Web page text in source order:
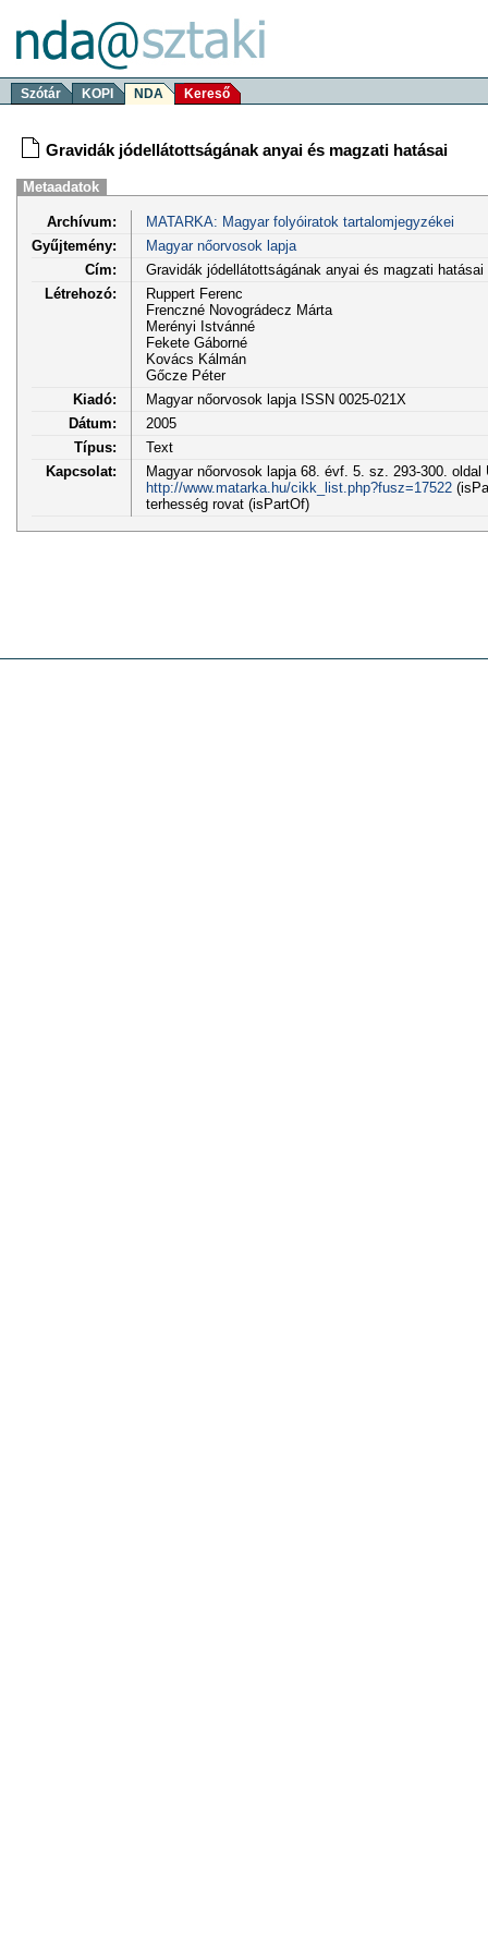
Szótár KOPI NDA Kereső
Gravidák jódellátottságának anyai és magzati hatásai
Metaadatok
Archívum:
MATARKA: Magyar folyóiratok tartalomjegyzékei
Gyűjtemény:
Magyar nőorvosok lapja
Cím:
Gravidák jódellátottságának anyai és magzati hatásai
Létrehozó:
Ruppert Ferenc
Frenczné Novográdecz Márta
Merényi Istvánné
Fekete Gáborné
Kovács Kálmán
Gőcze Péter
Kiadó:
Magyar nőorvosok lapja ISSN 0025-021X
Dátum:
2005
Típus:
Text
Kapcsolat:
Magyar nőorvosok lapja 68. évf. 5. sz. 293-300. oldal
http://www.matarka.hu/cikk_list.php?fusz=17522
terhesség rovat (isPartOf)